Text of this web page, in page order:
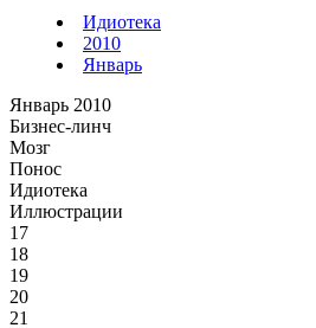
Идиотека
2010
Январь
Январь 2010
Бизнес-линч
Мозг
Понос
Идиотека
Иллюстрации
17
18
19
20
21